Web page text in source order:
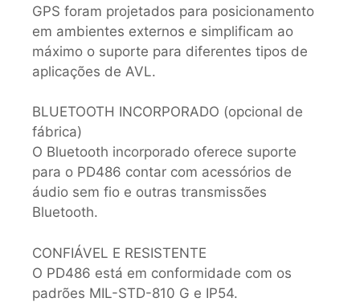
GPS foram projetados para posicionamento
em ambientes externos e simplificam ao
máximo o suporte para diferentes tipos de
aplicações de AVL.
BLUETOOTH INCORPORADO (opcional de
fábrica)
O Bluetooth incorporado oferece suporte
para o PD486 contar com acessórios de
áudio sem fio e outras transmissões
Bluetooth.
CONFIÁVEL E RESISTENTE
O PD486 está em conformidade com os
padrões MIL-STD-810 G e IP54.